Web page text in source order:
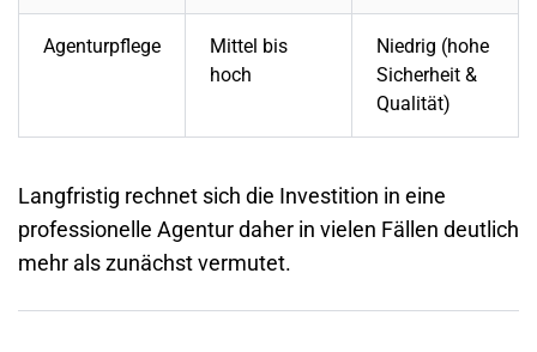
Agenturpflege
Mittel bis
hoch
Niedrig (hohe
Sicherheit &
Qualität)
Langfristig rechnet sich die Investition in eine
professionelle Agentur daher in vielen Fällen deutlich
mehr als zunächst vermutet.